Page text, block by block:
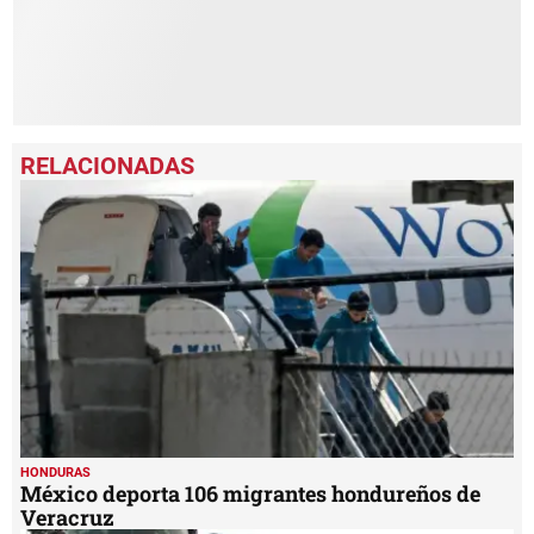
HONDURAS
México deporta 106 migrantes hondureños de
Veracruz